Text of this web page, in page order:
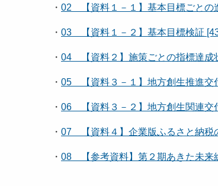
・ 02 【資料１－１】基本目標ごとの
・ 03 【資料１－２】基本目標検証
・ 04 【資料２】施策ごとの指標達成
・ 05 【資料３－１】地方創生推進交
・ 06 【資料３－２】地方創生関連交
・ 07 【資料４】企業版ふるさと納税
・ 08 【参考資料】第２期あきた未来